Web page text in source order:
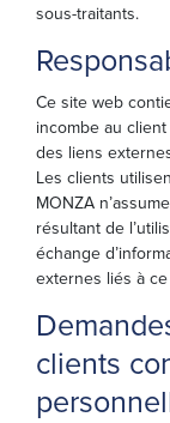
sous-traitants.
Ce site web
incombe au
des liens
Les clients
MONZA
résultant de
échange
externes liés à
clients